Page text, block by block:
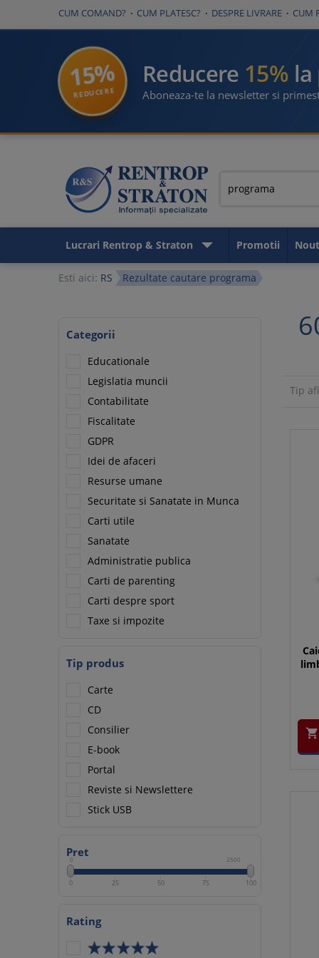
CUM COMAND? CUM PLATESC? DESPRE LIVRARE CUM
15%
REDUCERE
Reducere 15%
Aboneaza-te la newsletter si
Lucrari Rentrop & Straton Promotii
Esti aici: RS Rezultate cautare programa
Categorii
Educationale
Legislatia muncii
Contabilitate
Fiscalitate
GDPR
Idei de afaceri
Resurse umane
Securitate si Sanatate in Munca
Carti utile
Sanatate
Administratie publica
Carti de parenting
Carti despre sport
Taxe si impozite
Tip produs
Carte
CD
Consilier
E-book
Portal
Reviste si Newslettere
Stick USB
Pret
0 2500
0 25 50 75 100
Rating
Tip
